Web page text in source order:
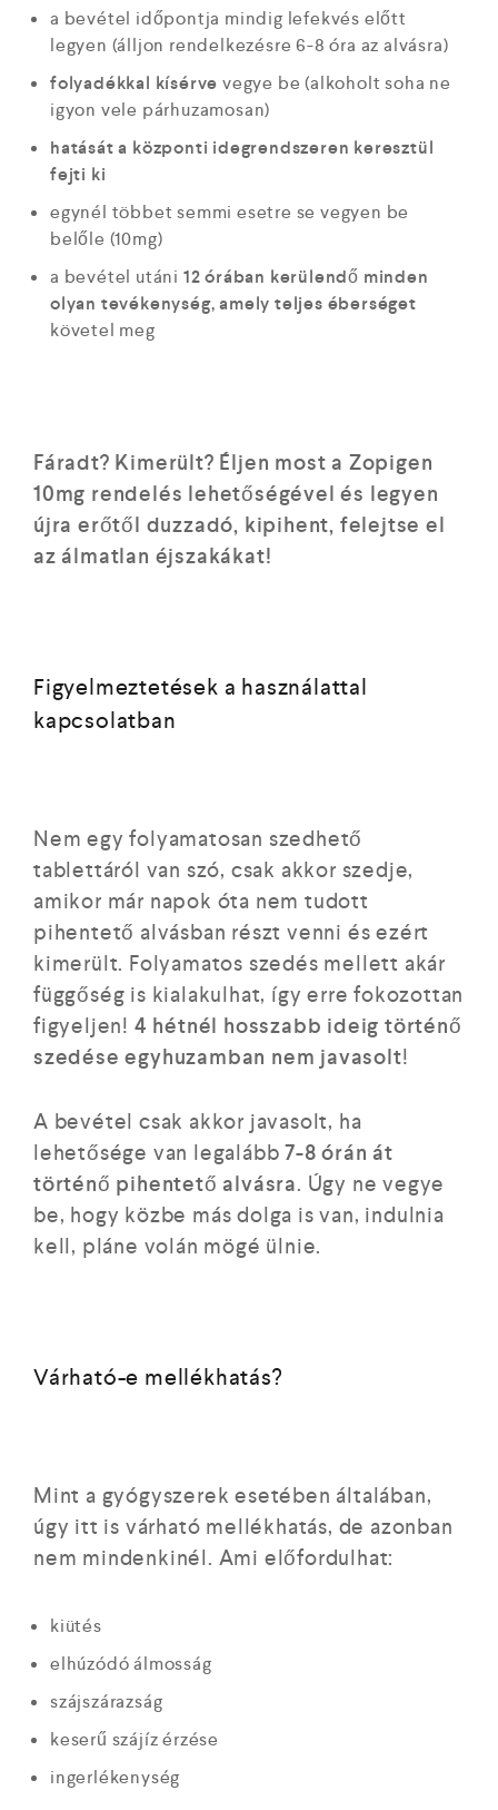
a bevétel időpontja mindig lefekvés előtt
legyen (álljon rendelkezésre 6-8 óra az alvásra)
folyadékkal kísérve vegye be (alkoholt soha ne
igyon vele párhuzamosan)
hatását a központi idegrendszeren keresztül
fejti ki
egynél többet semmi esetre se vegyen be
belőle (10mg)
a bevétel utáni 12 órában kerülendő minden
olyan tevékenység, amely teljes éberséget
követel meg
Fáradt? Kimerült? Éljen most a Zopigen
10mg rendelés lehetőségével és legyen
újra erőtől duzzadó, kipihent, felejtse el
az álmatlan éjszakákat!
Figyelmeztetések a használattal
kapcsolatban
Nem egy folyamatosan szedhető
tablettáról van szó, csak akkor szedje,
amikor már napok óta nem tudott
pihentető alvásban részt venni és ezért
kimerült. Folyamatos szedés mellett akár
függőség is kialakulhat, így erre fokozottan
figyeljen! 4 hétnél hosszabb ideig történő
szedése egyhuzamban nem javasolt!
A bevétel csak akkor javasolt, ha
lehetősége van legalább7-8 órán át
történő pihentető alvásra. Úgy ne vegye
be, hogy közbe más dolga is van, indulnia
kell, pláne volán mögé ülnie.
Várható-e mellékhatás?
Mint a gyógyszerek esetében általában,
úgy itt is várható mellékhatás, de azonban
nem mindenkinél. Ami előfordulhat:
kiütés
elhúzódó álmosság
szájszárazság
keserű szájíz érzése
ingerlékenység